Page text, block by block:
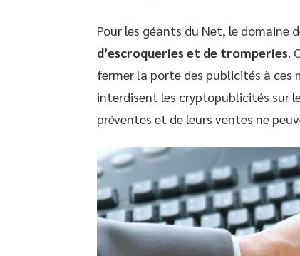
Pour les géants du Net, le domaine
d’escroqueries et de tromperies.
fermer la porte des publicités à ces
interdisent les cryptopublicités sur
préventes et de leurs ventes ne